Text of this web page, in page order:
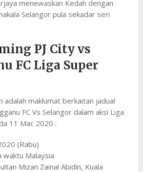
menewaskan Kedah dengan
Selangor pula sekadar seri
PJ City vs
FC Liga Super
adalah maklumat berkaitan jadual
FC Vs Selangor dalam aksi Liga
11 Mac 2020 :
(Rabu)
waktu Malaysia
Mizan Zainal Abidin, Kuala